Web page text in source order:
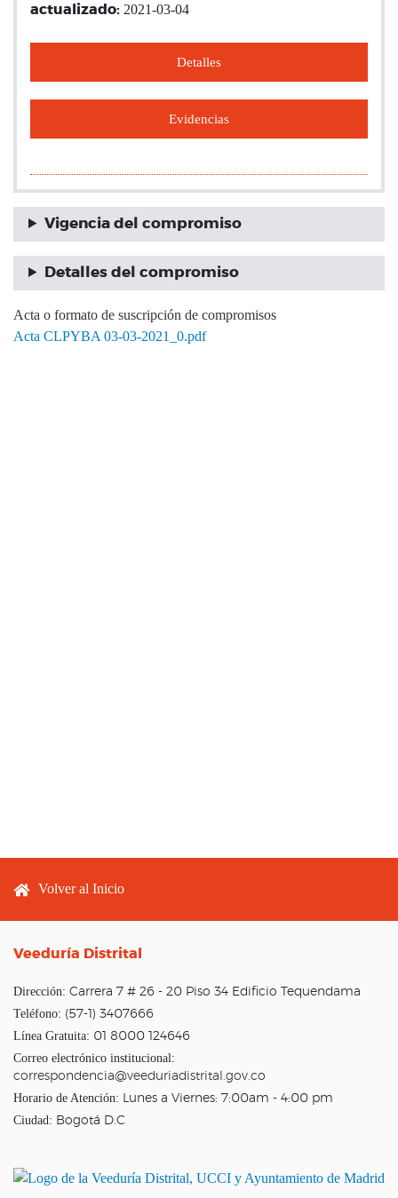
actualizado: 2021-03-04
Detalles
Evidencias
Vigencia del compromiso
Detalles del compromiso
Acta o formato de suscripción de compromisos
Acta CLPYBA 03-03-2021_0.pdf
Footer menu
Volver al Inicio
Veeduría Distrital
Dirección: Carrera 7 # 26 - 20 Piso 34 Edificio Tequendama
Teléfono: (57-1) 3407666
Línea Gratuita: 01 8000 124646
Correo electrónico institucional:
correspondencia@veeduriadistrital.gov.co
Horario de Atención: Lunes a Viernes: 7:00am - 4:00 pm
Ciudad: Bogotá D.C